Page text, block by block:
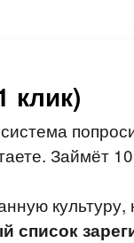
клик)
Займёт
список